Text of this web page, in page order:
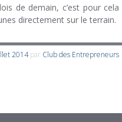
de demain, c’est pour
directement sur le terrain.
2014par Club des Entrepreneurs